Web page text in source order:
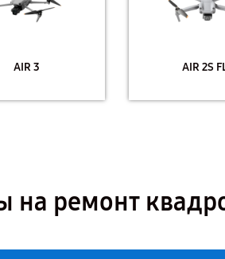
AIR 3 AIR 2S
на ремонт